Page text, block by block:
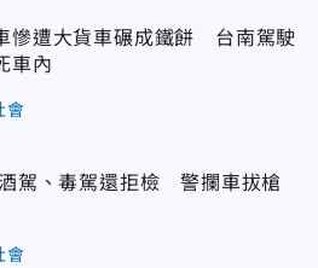
慘遭大貨車碾成鐵餅 台南駕駛
車內
會
駕、毒駕還拒檢 警攔車拔槍
會